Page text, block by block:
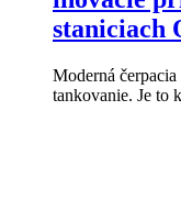
staniciach
Moderná
tankovanie. Je to